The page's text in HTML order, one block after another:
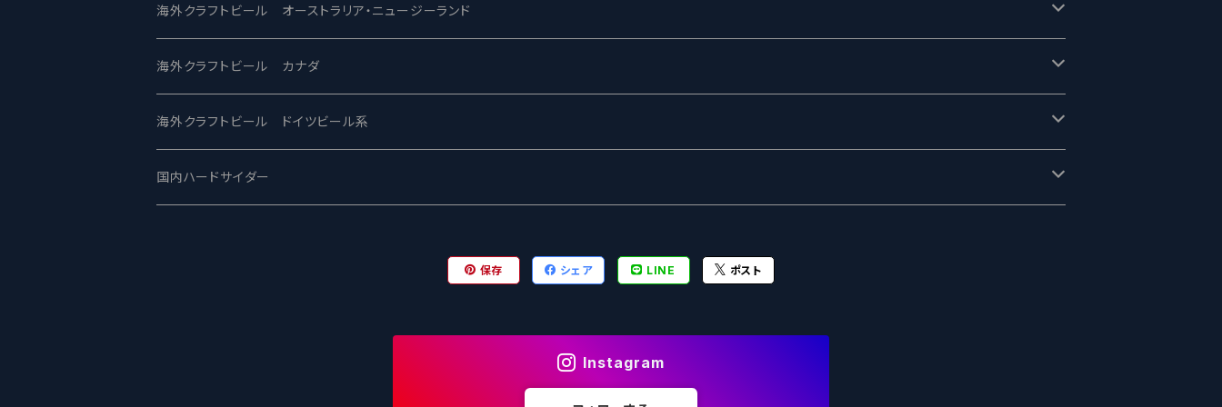
ビアへるん - Beer Hearn
忽布古丹醸造 - HOP KOTAN
ワイマーケットブルーイング Y.Market Brewing
志賀高原ビール - SIGAKOGEN
Toppling Goliath トップリンゴライアス
Fair State フェアステイト
Lagunitas ラグニタス
FirestoneWalker ファイアストーン
SAIREN /サイレン
ワイルドチャイルド - Wilde Child
BrewDog Brewery - ブリュードッグ
The Flying Inn / ザ フライイング イン
gweilo-鬼佬 グウァイロ
Heart Of Darkness - ハートオブダークネス
Carbon brews -カーボン
TAIHU - タイフー
海外クラフトビール オーストラリア・ニュージーランド
ROCKY RIDGE - ロッキーリッジ
BODRIGGY BREWING ボッドリッジー
CO-CONSPIRATORS コ・コンスピレーターズ
海外クラフトビール カナダ
Jackie O's ジャッキーオーズ
Westbrook ウェストブルック
海外クラフトビール ドイツビール系
Karmeliten カーメリテン
国内ハードサイダー
保存 シェア LINE ポスト
Instagram